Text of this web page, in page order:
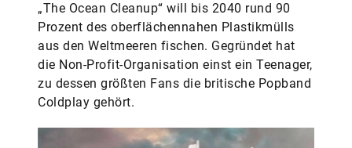
„The Ocean Cleanup“ will bis 2040 rund 90
Prozent des oberflächennahen Plastikmülls
aus den Weltmeeren fischen. Gegründet hat
die Non-Profit-Organisation einst ein Teenager,
zu dessen größten Fans die britische Popband
Coldplay gehört.